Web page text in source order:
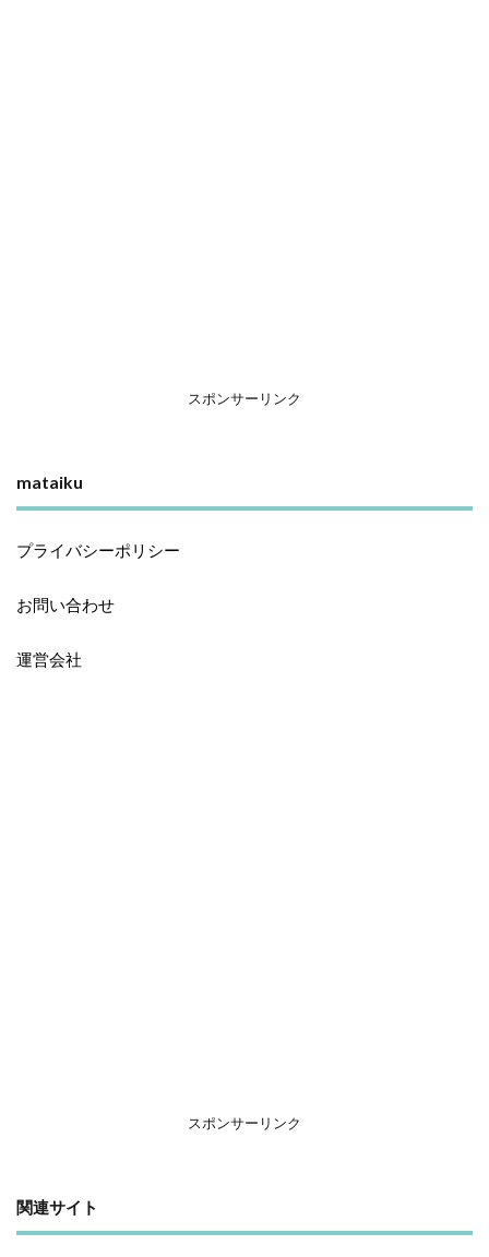
スポンサーリンク
mataiku
プライバシーポリシー
お問い合わせ
運営会社
スポンサーリンク
関連サイト